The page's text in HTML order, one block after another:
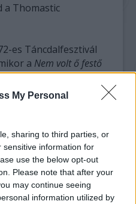
My Personal
sharing to third parties, or
sensitive information for
use the below opt-out
Please note that after your
may continue seeing
information utilized by
a Thomastic
es Táncdalfesztivál
a Nem volt ő festő
díjat kapott.
között mégsem
(1983),valamint az
fiúés aTessék
bemutatottKicsi, gyere
dalok ugranak be